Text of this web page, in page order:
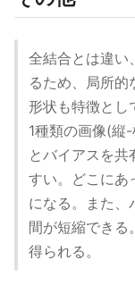
全結合とは違い
るため、局所
形状も特徴とし
1種類の画像(縦
とバイアスを
すい。どこにあ
になる。また、
間が短縮できる
得られる。